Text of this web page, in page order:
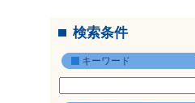
検索条件
キーワード